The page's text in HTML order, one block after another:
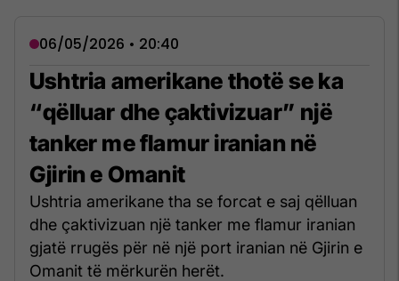
06/05/2026 • 20:40
Ushtria amerikane thotë se ka
“qëlluar dhe çaktivizuar” një
tanker me flamur iranian në
Gjirin e Omanit
Ushtria amerikane tha se forcat e saj qëlluan
dhe çaktivizuan një tanker me flamur iranian
gjatë rrugës për në një port iranian në Gjirin e
Omanit të mërkurën herët.